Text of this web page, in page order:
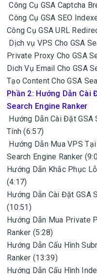
Công Cụ GSA Captcha
Công Cụ GSA SEO
Công Cụ GSA URL
Dịch vụ VPS Cho GSA
Private Proxy Cho GSA
Dich Vụ Email Cho GSA
Tạo Content Cho GSA
Phần 2: Hướng Dẫn Cài
Search Engine Ranker
Hướng Dẫn Cài Đặt GSA
Tính (6:57)
Hướng Dẫn Mua VPS
Search Engine Ranker
Hướng Dẫn Khắc Phục
(4:17)
Hướng Dẫn Cài Đặt GSA
(10:51)
Hướng Dẫn Mua Private
Ranker (5:28)
Hướng Dẫn Cấu Hình
Ranker (13:39)
Hướng Dẫn Cấu Hình